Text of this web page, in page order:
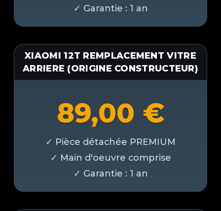
XIAOMI 12T REMPLACEMENT VITRE
ARRIERE (ORIGINE CONSTRUCTEUR)
89,00 €